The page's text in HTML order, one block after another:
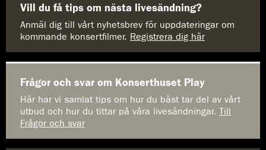
Vill du få tips om nästa livesändning?
Anmäl dig till vårt nyhetsbrev för uppdateringar om
kommande konsertfilmer. Registrera dig här
Frågor och svar om Konserthuset Play
Här har vi samlat tips om hur du bäst tar del av vårt
utbud och hur du tittar på våra livesändningar. Till
Frågor och svar